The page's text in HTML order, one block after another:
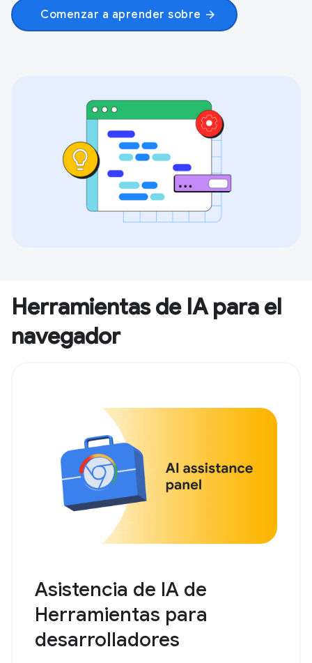
Comenzar a aprender sobre arrow_forward
Herramientas de IA para el
navegador
Asistencia de IA de
Herramientas para
desarrolladores